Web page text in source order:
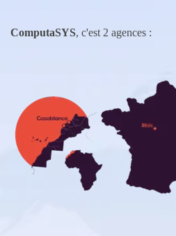
ComputaSYS, c'est 2 agences :